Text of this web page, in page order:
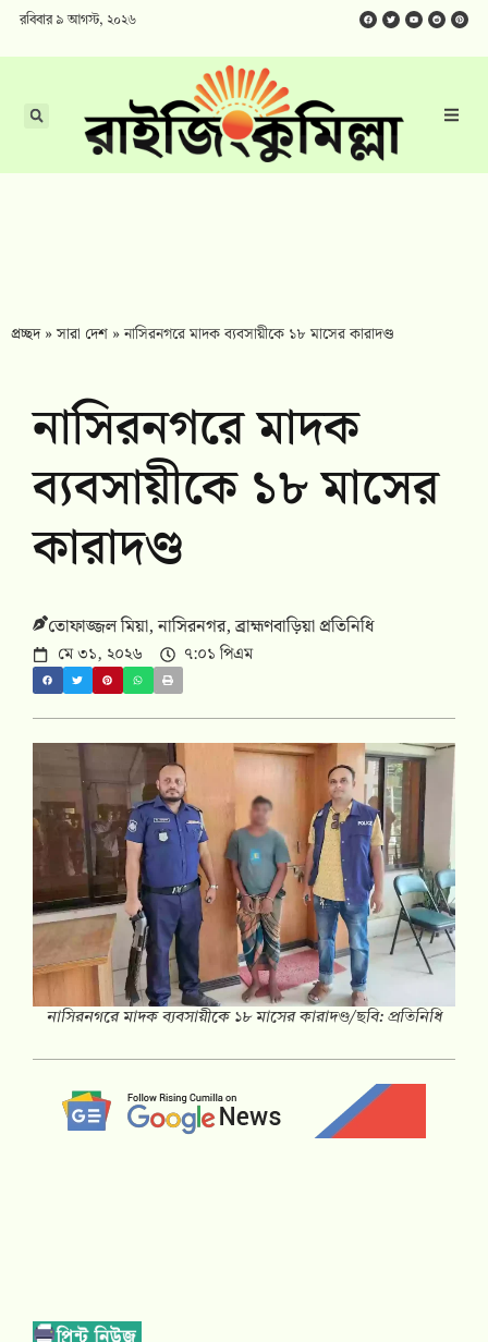
রবিবার ৯ আগস্ট, ২০২৬
প্রচ্ছদ»সারা দেশ »নাসিরনগরে মাদক ব্যবসায়ীকে ১৮ মাসের কারাদণ্ড
নাসিরনগরে মাদক
ব্যবসায়ীকে ১৮ মাসের
কারাদণ্ড
তোফাজ্জল মিয়া, নাসিরনগর, ব্রাহ্মণবাড়িয়া প্রতিনিধি
মে ৩১, ২০২৬ ৭:০১ পিএম
নাসিরনগরে মাদক ব্যবসায়ীকে ১৮ মাসের কারাদণ্ড/ছবি: প্রতিনিধি